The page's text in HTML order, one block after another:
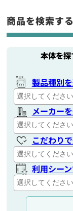
商品を検索する
本体を探
製品種別
メーカー
こだわり
利用シー
通信距離